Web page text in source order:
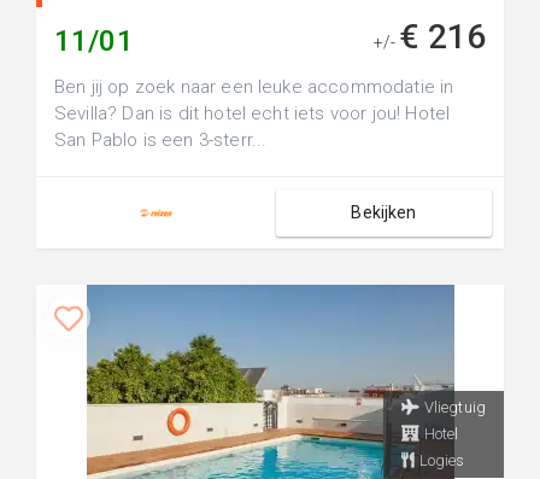
11/01 +/- € 216
Ben jij op zoek naar een leuke accommodatie in
Sevilla? Dan is dit hotel echt iets voor jou! Hotel
San Pablo is een 3-sterr...
Bekijken
Vliegtuig
Hotel
Logies